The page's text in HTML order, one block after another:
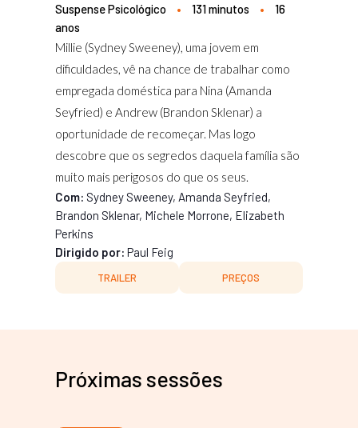
Suspense Psicológico • 131 minutos •
16
anos
Millie (Sydney Sweeney), uma jovem em
dificuldades, vê na chance de trabalhar como
empregada doméstica para Nina (Amanda
Seyfried) e Andrew (Brandon Sklenar) a
oportunidade de recomeçar. Mas logo
descobre que os segredos daquela família são
muito mais perigosos do que os seus.
Com: Sydney Sweeney, Amanda Seyfried,
Brandon Sklenar, Michele Morrone, Elizabeth
Perkins
Dirigido por: Paul Feig
TRAILER PREÇOS
Próximas sessões